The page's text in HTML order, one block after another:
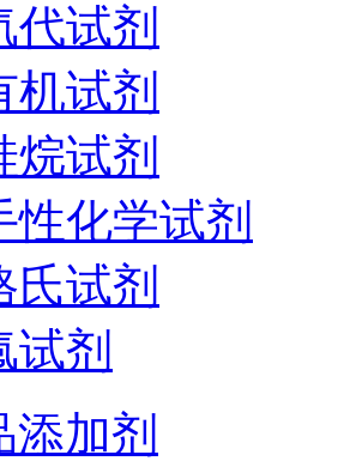
代试剂
机试剂
烷试剂
性化学试剂
氏试剂
试剂
添加剂